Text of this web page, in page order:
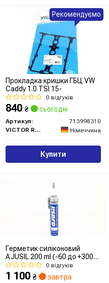
Прокладка кришки ГБЦ VW
Caddy 1.0 TSI 15-
0 відгуків
840 ₴ сьогодні
Артикул:
713998310
VICTOR REINZ
Німеччина
Купити
Рекомендуємо
Герметик силіконовий
AJUSIL 200 ml (-60 до +300
°С) (75000100) Ajusa
0 відгуків
1 100 ₴ завтра